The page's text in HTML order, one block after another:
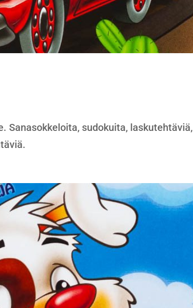
Sanasokkeloita, sudokuita, laskutehtäviä,